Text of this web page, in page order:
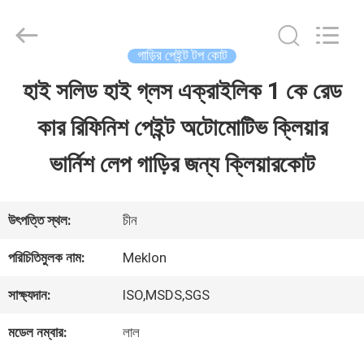
বাড়ি
ভিডিও
আমাদের
সম্পর্কে
Chemical
গাড়ির পেইন্ট টপ কোট
হাই সলিড হাই গ্লস এক্রাইলিক 1 কে রেড
কার রিফিনিশ পেইন্ট অটোমোটিভ ক্লিয়ার
ভার্নিশ লেপ গাড়ির জন্য ক্লিয়ারকোট
উৎপত্তি স্থল: চীন
পরিচিতিমুলক নাম: Meklon
সাক্ষ্যদান: ISO,MSDS,SGS
মডেল নম্বার: লাল